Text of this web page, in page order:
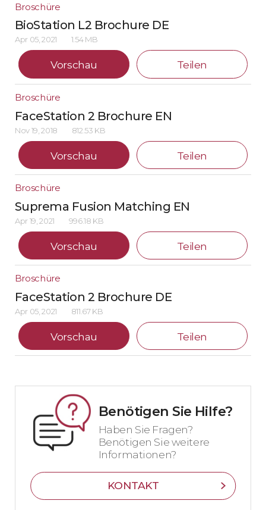
Broschüre
BioStation L2 Brochure DE
Apr 05, 2021 1.54 MB
Vorschau Teilen
Broschüre
FaceStation 2 Brochure EN
Nov 19, 2018 812.53 KB
Vorschau Teilen
Broschüre
Suprema Fusion Matching EN
Apr 19, 2021 996.18 KB
Vorschau Teilen
Broschüre
FaceStation 2 Brochure DE
Apr 05, 2021 811.67 KB
Vorschau Teilen
Benötigen Sie Hilfe?
Haben Sie Fragen?
Benötigen Sie weitere
Informationen?
KONTAKT